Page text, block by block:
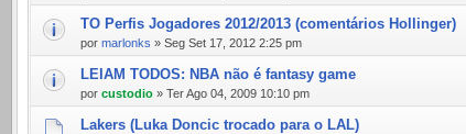
TO Perfis Jogadores 2012/2013 (comentários Hollinger)
por marlonks » Seg Set 17, 2012 2:25 pm
LEIAM TODOS: NBA não é fantasy game
por custodio » Ter Ago 04, 2009 10:10 pm
Lakers (Luka Doncic trocado para o LAL)